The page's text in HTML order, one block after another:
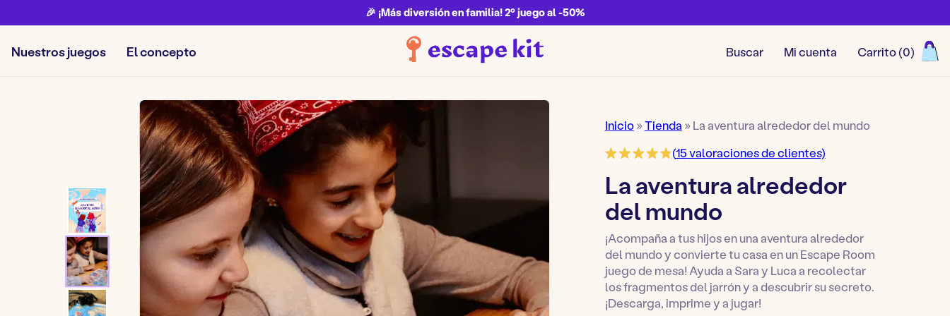
🎉 ¡Más diversión en familia! 2º juego al -50%
Nuestros juegos El concepto Buscar Mi cuenta Carrito (0)
Inicio»Tienda »La aventura alrededor del mundo
(15valoraciones de clientes)
La aventura alrededor
del mundo
¡Acompaña a tus hijos en una aventura alrededor
del mundo y convierte tu casa en un Escape Room
juego de mesa! Ayuda a Sara y Luca a recolectar
los fragmentos del jarrón y a descubrir su secreto.
¡Descarga, imprime y a jugar!